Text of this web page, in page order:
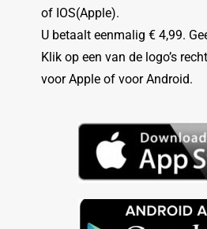
of IOS(Apple).
U betaalt eenmalig € 4,99.
Klik op een van de logo’s
voor Apple of voor Android.